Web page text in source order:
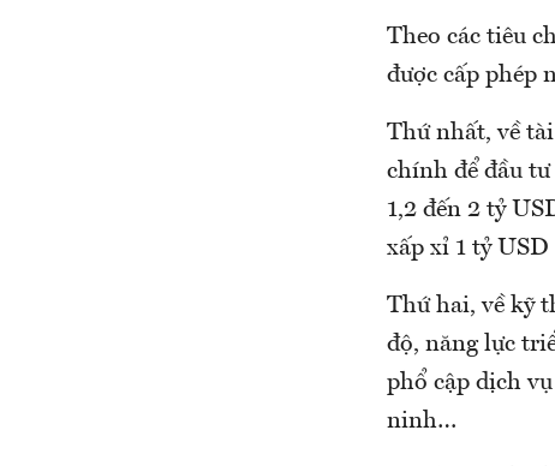
Theo các tiêu
được cấp phép
Thứ nhất, về
chính để đầu
1,2 đến 2 tỷ
xấp xỉ 1 tỷ
Thứ hai, về kỹ
độ, năng lực
phổ cập dịch
ninh…